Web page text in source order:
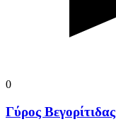
0
Γύρος Βεγορίτιδας